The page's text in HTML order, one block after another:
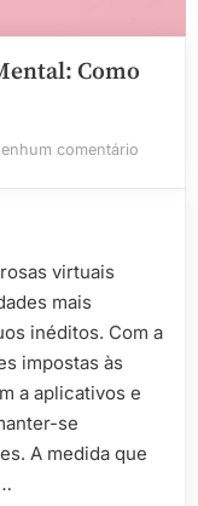
Como
comentário
Como
virtuais
mais
inéditos. Com a
impostas às
a aplicativos e
se
A medida que